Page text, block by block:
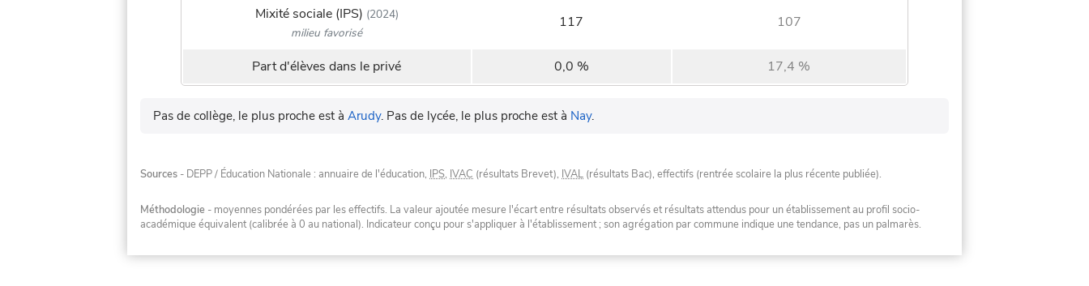
Mixité sociale (IPS) (2024)
milieu favorisé
117 107
Part d'élèves dans le privé 0,0 % 17,4 %
Pas de collège, le plus proche est à Arudy. Pas de lycée, le plus proche est à Nay.
Sources - DEPP / Éducation Nationale : annuaire de l'éducation, IPS, IVAC (résultats Brevet), IVAL (résultats Bac), effectifs (rentrée scolaire la plus récente publiée).
Méthodologie - moyennes pondérées par les effectifs. La valeur ajoutée mesure l'écart entre résultats observés et résultats attendus pour un établissement au profil socio-
académique équivalent (calibrée à 0 au national). Indicateur conçu pour s'appliquer à l'établissement ; son agrégation par commune indique une tendance, pas un palmarès.